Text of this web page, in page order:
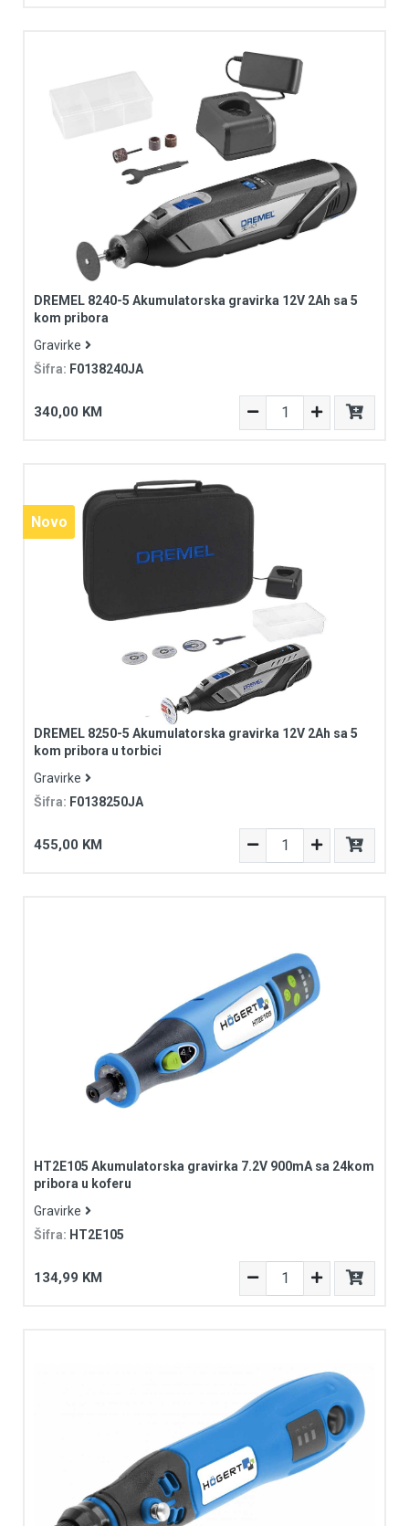
DREMEL 8240-5 Akumulatorska gravirka 12V 2Ah sa 5
kom pribora
Gravirke
Šifra: F0138240JA
340,00 KM
Novo
Novo
DREMEL 8250-5 Akumulatorska gravirka 12V 2Ah sa 5
kom pribora u torbici
Gravirke
Šifra: F0138250JA
455,00 KM
HT2E105 Akumulatorska gravirka 7.2V 900mA sa 24kom
pribora u koferu
Gravirke
Šifra: HT2E105
134,99 KM